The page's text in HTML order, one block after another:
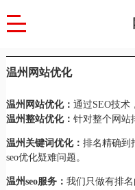
温州网站优化
温州网站优化： 通过SEO技术
温州整站优化： 针对整个网站
温州关键词优化： 排名精确到
seo优化疑难问题。
温州seo服务： 我们只做有排